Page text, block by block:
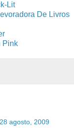
-Lit
De Livros
Pink
agosto, 2009